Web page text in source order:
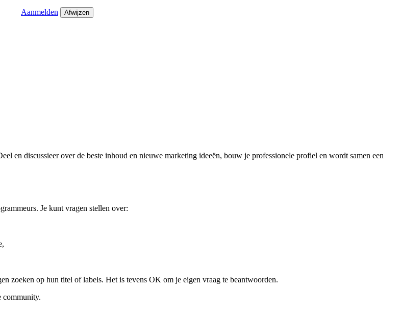
Aanmelden Afwijzen
en discussieer over de beste inhoud en nieuwe marketing ideeën, bouw je professionele profiel en wordt samen een
Je kunt vragen stellen over:
zoeken op hun titel of labels. Het is tevens OK om je eigen vraag te beantwoorden.
community.